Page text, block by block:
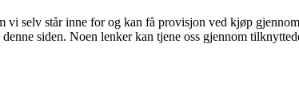
selv står inne for og kan få provisjon ved kjøp
siden. Noen lenker kan tjene oss gjennom